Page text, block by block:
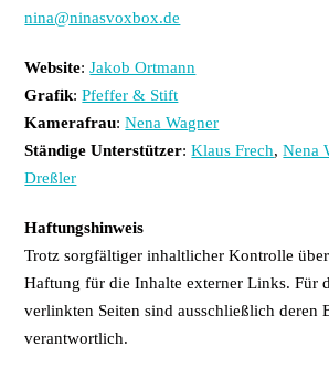
nina@ninasvoxbox.de
Website:Jakob Ortmann
Grafik:Pfeffer & Stift
Kamerafrau:Nena Wagner
Ständige Unterstützer:Klaus Frech,Nena
Dreßler
Haftungshinweis
Trotz sorgfältiger inhaltlicher Kontrolle
Haftung für die Inhalte externer Links. Für
verlinkten Seiten sind ausschließlich deren
verantwortlich.